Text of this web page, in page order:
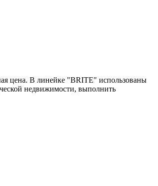
цена. В линейке "BRITE" использованы
недвижимости, выполнить